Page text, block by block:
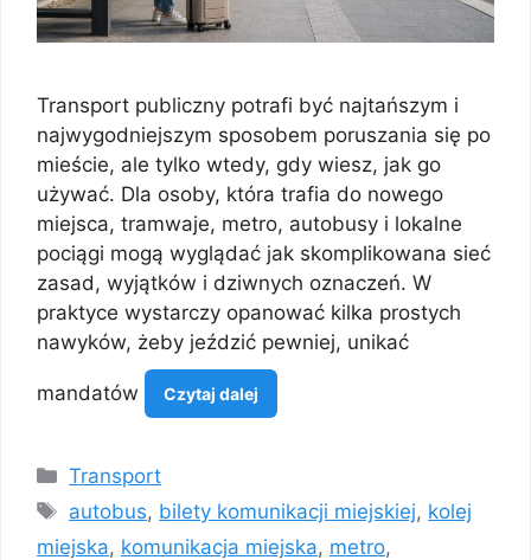
Transport publiczny potrafi być najtańszym i
najwygodniejszym sposobem poruszania się po
mieście, ale tylko wtedy, gdy wiesz, jak go
używać. Dla osoby, która trafia do nowego
miejsca, tramwaje, metro, autobusy i lokalne
pociągi mogą wyglądać jak skomplikowana sieć
zasad, wyjątków i dziwnych oznaczeń. W
praktyce wystarczy opanować kilka prostych
nawyków, żeby jeździć pewniej, unikać
mandatów Czytaj dalej
Kategorie
Transport
Tagi
autobus, bilety komunikacji miejskiej, kolej
miejska, komunikacja miejska, metro,